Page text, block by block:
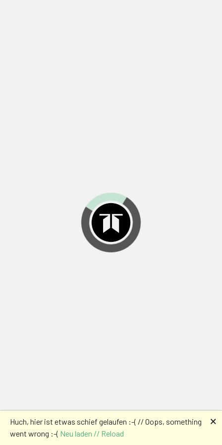
Huch, hier ist etwas schief gelaufen :-( // Oops, something
went wrong :-( Neu laden // Reload
🗙